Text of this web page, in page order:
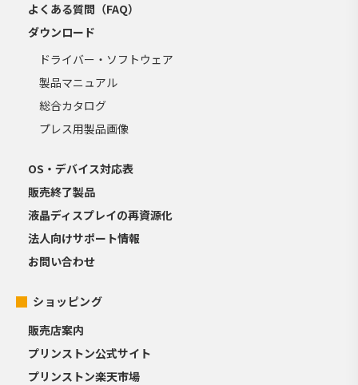
よくある質問（FAQ）
ダウンロード
ドライバー・ソフトウェア
製品マニュアル
総合カタログ
プレス用製品画像
OS・デバイス対応表
販売終了製品
液晶ディスプレイの再資源化
法人向けサポート情報
お問い合わせ
ショッピング
販売店案内
プリンストン公式サイト
プリンストン楽天市場